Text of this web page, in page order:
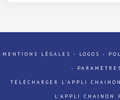
MENTIONS LÉGALES - LOGOS -
-
TÉLÉCHARGER L'APPLI
L'APPLI CHAINON